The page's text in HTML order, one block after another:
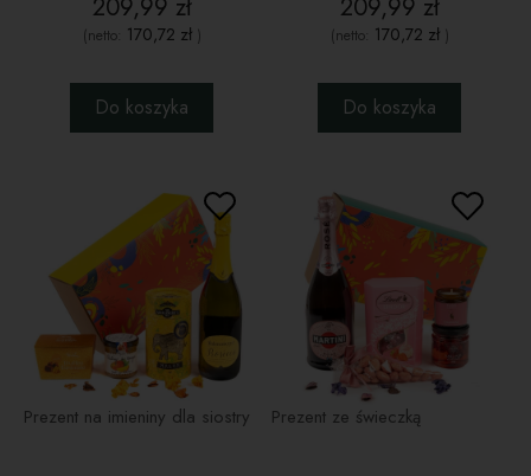
209,99 zł
(netto: 170,72 zł)
Do koszyka
209,99 zł
(netto: 170,72 zł)
Do koszyka
Prezent na imieniny dla siostry Prezent ze świeczką